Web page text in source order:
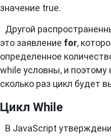
значение true.
Другой
это заявление for,
определенное
while условны, и поэтому
сколько раз цикл будет
Цикл While
В JavaScript